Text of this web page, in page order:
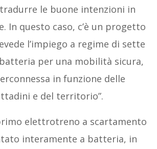
tradurre le buone intenzioni in
In questo caso, c’è un progetto
l’impiego a regime di sette
per una mobilità sicura,
in funzione delle
e del territorio”.
elettrotreno a scartamento
interamente a batteria, in